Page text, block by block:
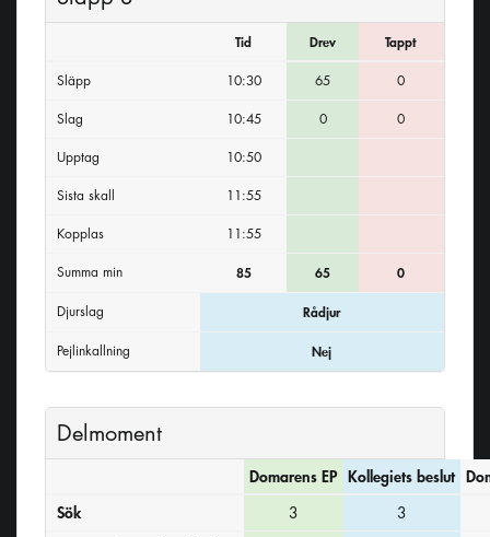
Tid Drev Tappt
Släpp 10:30 65 0
Slag 10:45 0 0
Upptag 10:50
Sista skall 11:55
Kopplas 11:55
Summa min 85 65 0
Djurslag Rådjur
Pejlinkallning Nej
Delmoment
Domarens EP Kollegiets beslut
Sök
3
3